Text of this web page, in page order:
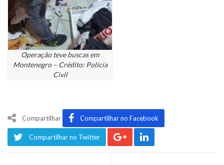
Operação teve buscas em
Montenegro – Crédito: Polícia
Civil
Compartilhar Compartilhar no Facebook
Compartilhar no Twitter